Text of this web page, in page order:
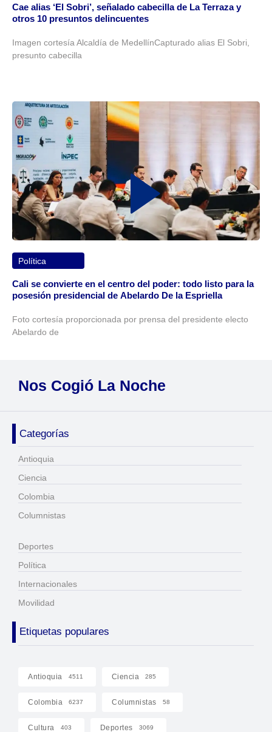
Cae alias ‘El Sobri’, señalado cabecilla de La Terraza y
otros 10 presuntos delincuentes
Imagen cortesía Alcaldía de MedellínCapturado alias El Sobri,
presunto cabecilla
Política
Cali se convierte en el centro del poder: todo listo para la
posesión presidencial de Abelardo De la Espriella
Foto cortesía proporcionada por prensa del presidente electo
Abelardo de
Nos Cogió La Noche
Categorías
Antioquia
Ciencia
Colombia
Columnistas
Deportes
Política
Internacionales
Movilidad
Etiquetas populares
Antioquia 4511 Ciencia 285
Colombia 6237 Columnistas 58
Cultura 403 Deportes 3069